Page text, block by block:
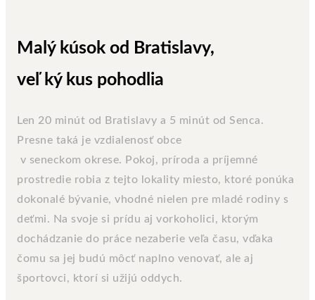
Malý kúsok od Bratislavy,
veľ ký kus pohodlia
Len 20 minút od Bratislavy a 5 minút od Senca.
Presne taká je vzdialenosť obce
v seneckom okrese. Pokoj, príroda a príjemné
prostredie robia z tejto lokality miesto, ktoré ponúka
dokonalé bývanie, vhodné nielen pre mladé rodiny s
deťmi. Na svoje si prídu aj vorkoholici, ktorým
dochádzanie do práce nezaberie veľa času, vďaka
čomu sa jej budú môcť naplno venovať, ale aj
športovci, ktorí si užijú oddych.